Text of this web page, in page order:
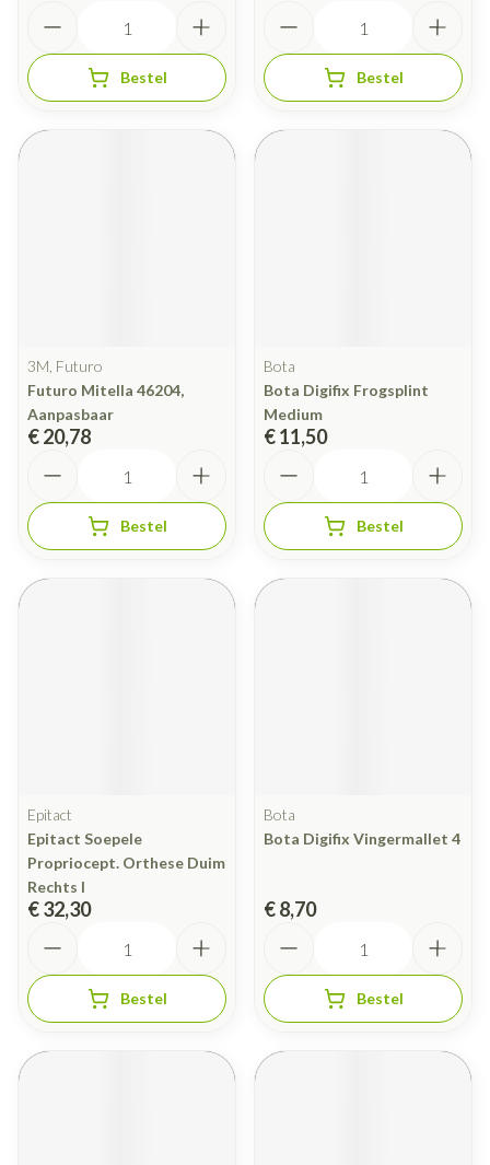
Bestel Bestel
3M, Futuro
Futuro Mitella 46204,
Aanpasbaar
€ 20,78
Bestel
Bota
Bota Digifix Frogsplint
Medium
€ 11,50
Bestel
Epitact
Epitact Soepele
Propriocept. Orthese Duim
Rechts l
€ 32,30
Bestel
Bota
Bota Digifix Vingermallet 4
€ 8,70
Bestel